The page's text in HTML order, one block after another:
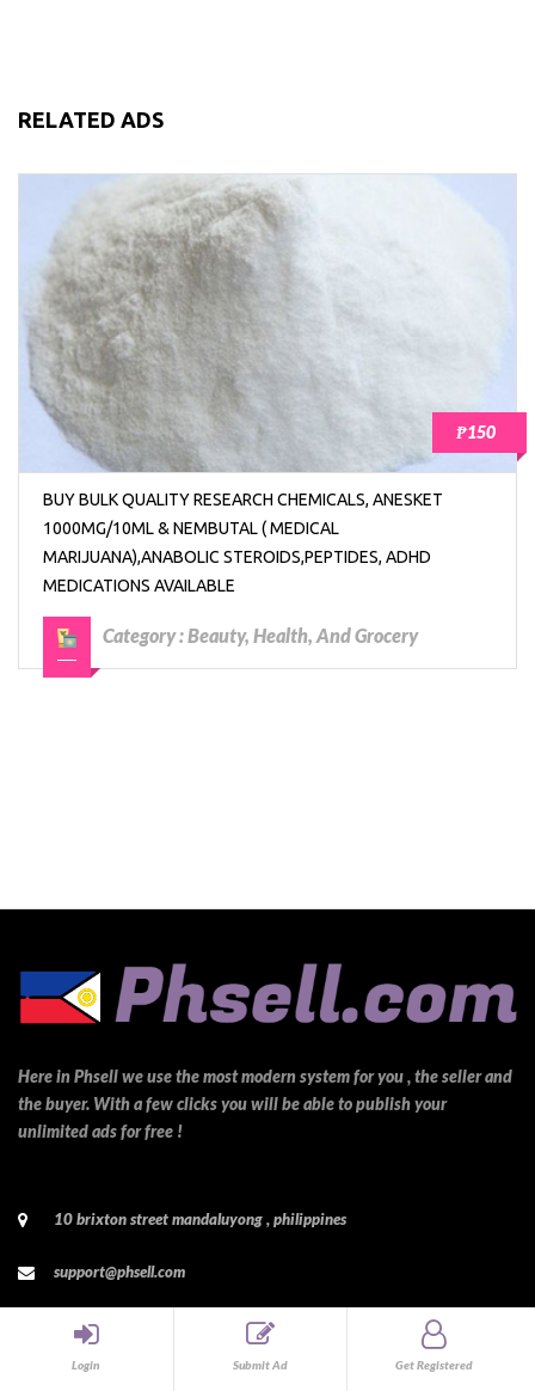
Login Submit Ad Get Registered
RELATED ADS
₱150
BUY BULK QUALITY RESEARCH CHEMICALS, ANESKET
1000MG/10ML & NEMBUTAL ( MEDICAL
MARIJUANA),ANABOLIC STEROIDS,PEPTIDES, ADHD
MEDICATIONS AVAILABLE
Category :Beauty, Health, And Grocery
Here in Phsell we use the most modern system for you , the seller and
the buyer. With a few clicks you will be able to publish your
unlimited ads for free !
10 brixton street mandaluyong , philippines
support@phsell.com
+972-524-246827
RECENT ADS POST